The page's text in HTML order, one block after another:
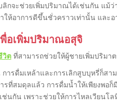
ลิกจะช่วยเพิ่มปริมาณได้เช่นกัน แม้ว่
ให้อาการดีขึ้นชั่วคราวเท่านั้น และ
อเพิ่มปริมาณอสุจิ
วิต ที่สามารถช่วยให้ผู้ชายเพิ่มปริมาต
การดื่มเหล้าและการเลิกสูบบุหรี่ก็ส
รที่สมดุลแล้ว การดื่มน้ำให้เพียงพอ
ช่นกัน เพราะช่วยให้การไหลเวียนโ